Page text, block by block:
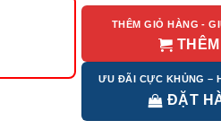
THÊM GIỎ HÀNG -
ƯU ĐÃI CỰC KHỦNG –
ĐẶT